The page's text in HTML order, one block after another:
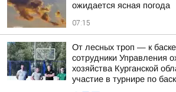
ожидается ясная погода
07:15
От лесных троп — к
сотрудники Управления
хозяйства Курганской
участие в турнире по